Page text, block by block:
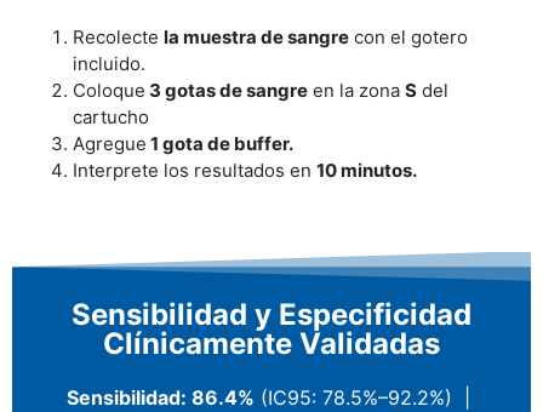
Recolecte la muestra de sangre con el gotero
incluido.
Coloque 3 gotas de sangre en la zona S del
cartucho
Agregue 1 gota de buffer.
Interprete los resultados en 10 minutos.
Sensibilidad y Especificidad
Clínicamente Validadas
Sensibilidad: 86.4% (IC95: 78.5%–92.2%) |